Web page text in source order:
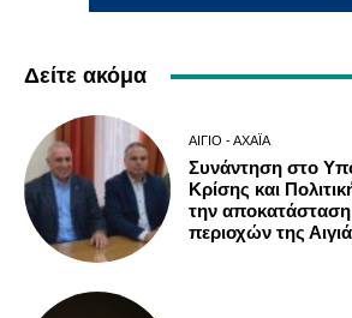
Δείτε ακόμα
ΑΊΓΙΟ - ΑΧΑΪ́Α
Συνάντηση στο
Κρίσης και
την
περιοχών της